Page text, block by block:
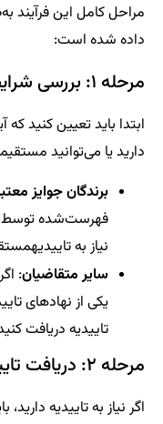
مراحل کامل این فرآیند
داده شده است:
مرحله ۱: بررسی شرایط اولیه
دارید یا می‌توانید
برندگان جوایز
فهرست‌شده توسط
نیاز به
سایر متقاضیان:
یکی از نهادهای
تاییدیه دریافت
مرحله ۲: دریافت تاییدیه (در صورت نیاز)
اگر نیاز به تاییدیه